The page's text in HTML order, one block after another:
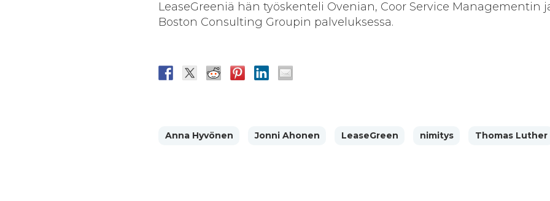
LeaseGreeniä hän työskenteli Ovenian, Coor Service Managementin
Boston Consulting Groupin palveluksessa.
Anna Hyvönen Jonni Ahonen LeaseGreen nimitys Thomas Luther